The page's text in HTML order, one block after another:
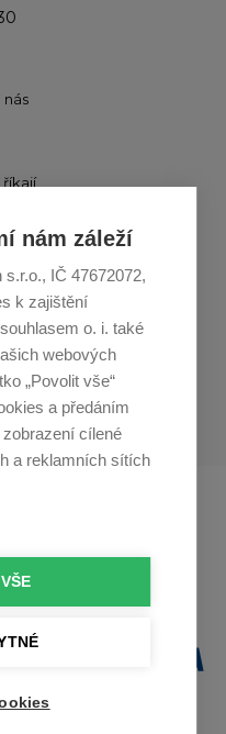
nám záleží
IČ 47672072,
k zajištění
o. i. také
webových
„Povolit vše“
a předáním
cílené
a reklamních sítích
říkají